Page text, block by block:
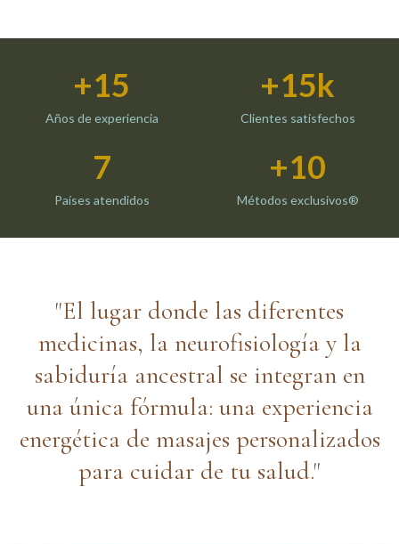
+15
Años de experiencia
+15k
Clientes satisfechos
7
Países atendidos
+10
Métodos exclusivos®
"El lugar donde las diferentes
medicinas, la neurofisiología y la
sabiduría ancestral se integran en
una única fórmula: una experiencia
energética de masajes personalizados
para cuidar de tu salud."